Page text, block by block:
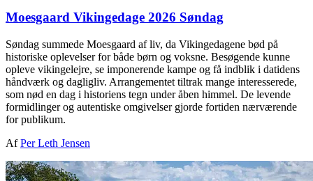
Moesgaard Vikingedage 2026 Søndag
Søndag summede Moesgaard af liv, da Vikingedagene bød på
historiske oplevelser for både børn og voksne. Besøgende kunne
opleve vikingelejre, se imponerende kampe og få indblik i datidens
håndværk og dagligliv. Arrangementet tiltrak mange interesserede,
som nød en dag i historiens tegn under åben himmel. De levende
formidlinger og autentiske omgivelser gjorde fortiden nærværende
for publikum.
AfPer Leth Jensen